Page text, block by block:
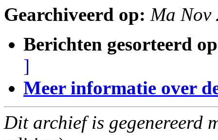
Gearchiveerd op: Ma Nov
Berichten gesorteerd
]
Meer informatie over
Dit archief is gegenereerd